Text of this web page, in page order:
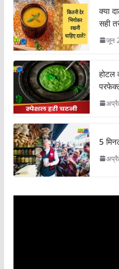
क्या
सही
जून
होटल
5